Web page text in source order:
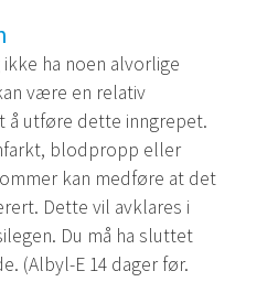
ha noen alvorlige
være en relativ
å utføre dette inngrepet.
blodpropp eller
kan medføre at det
Dette vil avklares i
Du må ha sluttet
(Albyl-E 14 dager før.